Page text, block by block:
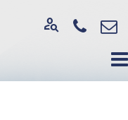
person_search